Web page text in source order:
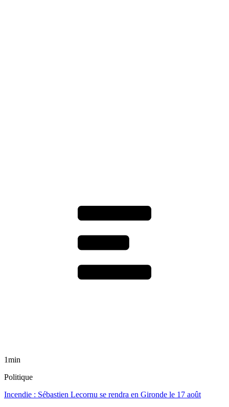
1min
Politique
Incendie : Sébastien Lecornu se rendra en Gironde le 17 août